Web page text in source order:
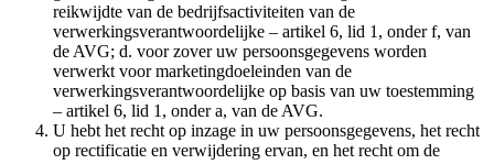
reikwijdte van de bedrijfsactiviteiten van de
verwerkingsverantwoordelijke – artikel 6, lid 1, onder f, van
de AVG; d. voor zover uw persoonsgegevens worden
verwerkt voor marketingdoeleinden van de
verwerkingsverantwoordelijke op basis van uw toestemming
– artikel 6, lid 1, onder a, van de AVG.
U hebt het recht op inzage in uw persoonsgegevens, het recht
op rectificatie en verwijdering ervan, en het recht om de